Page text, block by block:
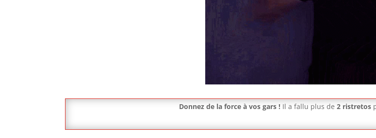
Donnez de la force à vos gars !Il a fallu plus de 2 ristretos